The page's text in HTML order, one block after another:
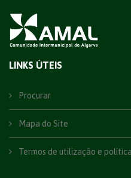
LINKS ÚTEIS
Procurar
Mapa do Site
Termos de utilização e